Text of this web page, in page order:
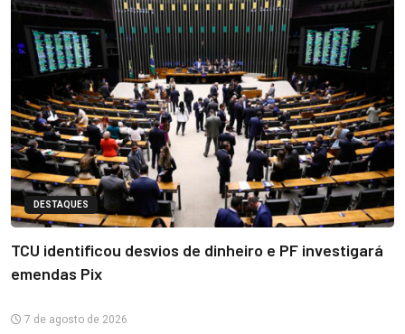
DESTAQUES
TCU identificou desvios de dinheiro e PF investigará
emendas Pix
7 de agosto de 2026